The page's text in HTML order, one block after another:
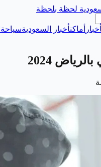
لحظة بلحظة
أماكنأخبار السعوديةسياحة
2024